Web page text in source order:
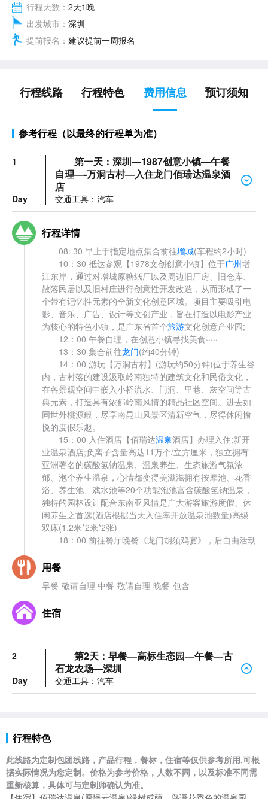
行程天数： 2天1晚
出发城市： 深圳
提前报名： 建议提前一周报名
行程线路 行程特色 费用信息 预订须知
参考行程（以最终的行程单为准）
1
Day
第一天：深圳—1987创意小镇—午餐
自理—-万洞古村—入住龙门佰瑞达温泉酒
店
交通工具：汽车
行程详情
08: 30 早上于指定地点集合前往增城(车程约2小时)
10：30 抵达参观【1978文创创意小镇】位于广州增
江东岸，通过对增城原糖纸厂以及周边旧厂房、旧仓库、
散落民居以及旧村庄进行创意性开发改造，从而形成了一
个带有记忆性元素的全新文化创意区域。项目主要吸引电
影、音乐、广告、设计等文创产业，旨在打造以电影产业
为核心的特色小镇，是广东省首个旅游文化创意产业园;
12：00 午餐自理，在创意小镇寻找美食·····
13：30 集合前往龙门(约40分钟)
14：00 游玩【万洞古村】(游玩约50分钟)位于养生谷
内，古村落的建设汲取岭南独特的建筑文化和民俗文化，
在各景观空间中嵌入小桥流水、门洞、里巷、灰空间等古
典元素，打造具有浓郁岭南风情的精品社区空间。进去如
同世外桃源般，尽享南昆山风景区清新空气，尽得休闲愉
悦的度假乐趣。
15：00 入住酒店【佰瑞达温泉酒店】办理入住;新开
业温泉酒店;负离子含量高达11万个/立方厘米，独立拥有
亚洲著名的碳酸氢钠温泉、温泉养生、生态旅游气氛浓
郁、泡个养生温泉，心情都变得美滋滋拥有按摩池、花香
浴、养生池、戏水池等20个功能泡池富含碳酸氢钠温泉，
独特的园林设计配合东南亚风情是广大游客旅游度假、休
闲养生之首选(酒店根据当天入住率开放温泉池数量)高级
双床(1.2米*2米*2张)
18：00 前往餐厅晚餐《龙门胡须鸡宴》，后自由活动
用餐
早餐-敬请自理 中餐-敬请自理 晚餐-包含
住宿
2
Day
第2天：早餐—高标生态园—午餐—古
石龙农场—深圳
交通工具：汽车
行程特色
此线路为定制包团线路，产品行程，餐标，住宿等仅供参考所用,可根
据实际情况为您定制。价格为参考价格，人数不同，以及标准不同需
重新核算，具体可与定制师确认为准。